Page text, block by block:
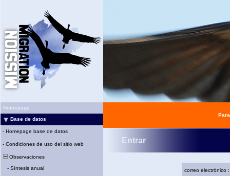
Homepage
Base de datos
- Homepage base de datos
- Condiciones de uso del sitio web
Observaciones
- Síntesis anual
Entrar
correo electrónico :